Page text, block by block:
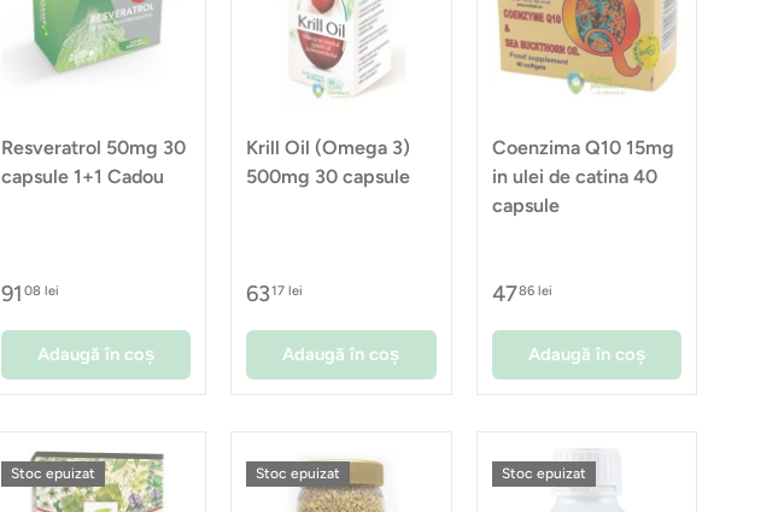
Resveratrol 50mg 30
capsule 1+1 Cadou
91 08 lei
Adaugă în coș
Krill Oil (Omega 3)
500mg 30 capsule
6317 lei
Adaugă în coș
Coenzima Q10 15mg
in ulei de catina 40
capsule
4786 lei
Adaugă în coș
Stoc epuizat Stoc epuizat Stoc epuizat